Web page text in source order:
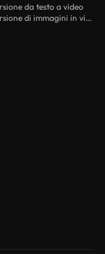
da testo a video
Flussi di lavoro di intelligenza artificiale per la conversione di immagini in video